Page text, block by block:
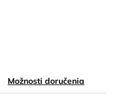
Možnosti doručenia